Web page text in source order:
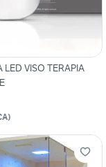
LED VISO TERAPIA
)